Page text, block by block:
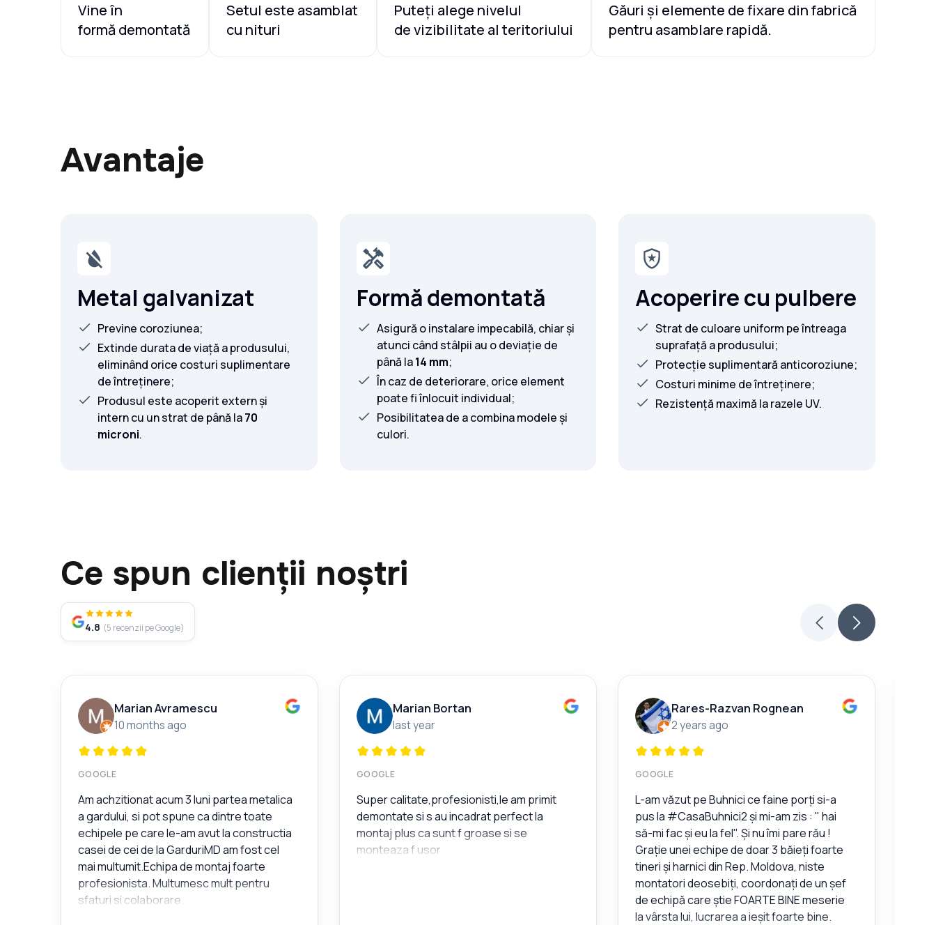
Vine în
formă demontată
Setul este asamblat
cu nituri
Puteți alege nivelul
de vizibilitate al teritoriului
Găuri și elemente de fixare din fabrică
pentru asamblare rapidă.
Avantaje
Metal galvanizat
Previne coroziunea;
Extinde durata de viață a produsului,
eliminând orice costuri suplimentare
de întreținere;
Produsul este acoperit extern și
intern cu un strat de până la70
microni.
Formă demontată
Asigură o instalare impecabilă, chiar și
atunci când stâlpii au o deviație de
până la14 mm;
În caz de deteriorare, orice element
poate fi înlocuit individual;
Posibilitatea de a combina modele și
culori.
Acoperire cu pulbere
Strat de culoare uniform pe întreaga
suprafață a produsului;
Protecție suplimentară anticoroziune;
Costuri minime de întreținere;
Rezistență maximă la razele UV.
Ce spun clienții noștri
4.8 (5 recenzii pe Google)
Marian Avramescu
10 months ago
GOOGLE
Am achzitionat acum 3 luni partea metalica
a gardului, si pot spune ca dintre toate
echipele pe care le-am avut la constructia
casei de cei de la GarduriMD am fost cel
mai multumit.Echipa de montaj foarte
profesionista. Multumesc mult pentru
sfaturi si colaborare.
Marian Bortan
last year
GOOGLE
Super calitate,profesionisti,le am primit
demontate si s au incadrat perfect la
montaj plus ca sunt f groase si se
monteaza f usor
Rares-Razvan Rognean
2 years ago
GOOGLE
L-am văzut pe Buhnici ce faine porți si-a
pus la #CasaBuhnici2 și mi-am zis : " hai
să-mi fac și eu la fel". Și nu îmi pare rău !
Grație unei echipe de doar 3 băieți foarte
tineri și harnici din Rep. Moldova, niste
montatori deosebiți, coordonați de un șef
de echipă care știe FOARTE BINE meserie
la vârsta lui, lucrarea a ieșit foarte bine.